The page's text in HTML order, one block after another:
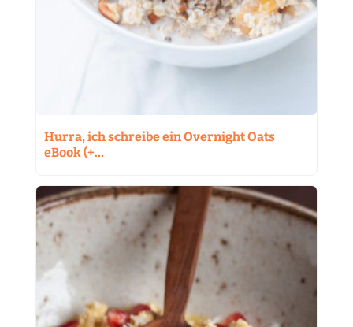
Hurra, ich schreibe ein Overnight Oats
eBook (+…